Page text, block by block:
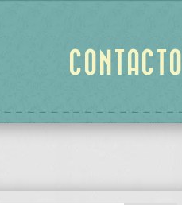
CONTACTO